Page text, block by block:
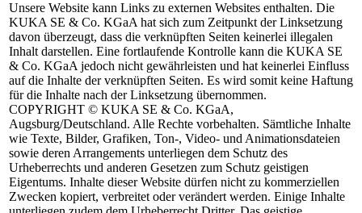
Unsere Website kann Links zu externen Websites enthalten. Die
KUKA SE & Co. KGaA hat sich zum Zeitpunkt der Linksetzung
davon überzeugt, dass die verknüpften Seiten keinerlei illegalen
Inhalt darstellen. Eine fortlaufende Kontrolle kann die KUKA SE
& Co. KGaA jedoch nicht gewährleisten und hat keinerlei Einfluss
auf die Inhalte der verknüpften Seiten. Es wird somit keine Haftung
für die Inhalte nach der Linksetzung übernommen.
COPYRIGHT © KUKA SE & Co. KGaA,
Augsburg/Deutschland. Alle Rechte vorbehalten. Sämtliche Inhalte
wie Texte, Bilder, Grafiken, Ton-, Video- und Animationsdateien
sowie deren Arrangements unterliegen dem Schutz des
Urheberrechts und anderen Gesetzen zum Schutz geistigen
Eigentums. Inhalte dieser Website dürfen nicht zu kommerziellen
Zwecken kopiert, verbreitet oder verändert werden. Einige Inhalte